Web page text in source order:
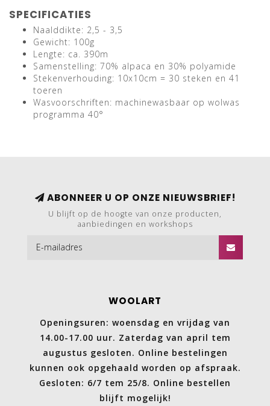
SPECIFICATIES
Naalddikte: 2,5 - 3,5
Gewicht: 100g
Lengte: ca. 390m
Samenstelling: 70% alpaca en 30% polyamide
Stekenverhouding: 10x10cm = 30 steken en 41
toeren
Wasvoorschriften: machinewasbaar op wolwas
programma 40°
ABONNEER U OP ONZE NIEUWSBRIEF!
U blijft op de hoogte van onze producten,
aanbiedingen en workshops
WOOLART
Openingsuren: woensdag en vrijdag van
14.00-17.00 uur. Zaterdag van april tem
augustus gesloten. Online bestelingen
kunnen ook opgehaald worden op afspraak.
Gesloten: 6/7 tem 25/8. Online bestellen
blijft mogelijk!